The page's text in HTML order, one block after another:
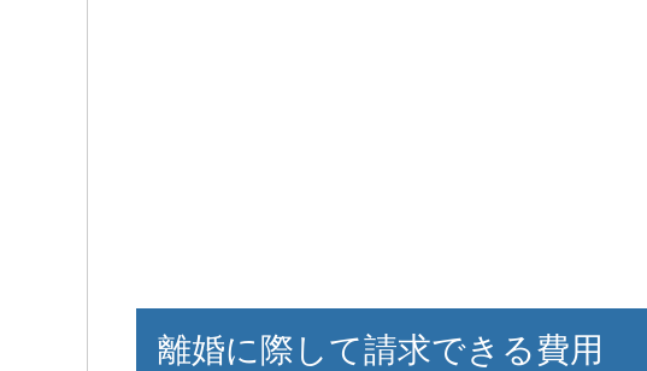
離婚に際して請求できる費用